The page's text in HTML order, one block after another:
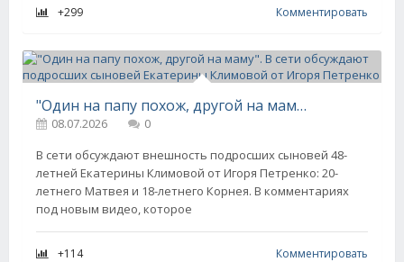
+299 Комментировать
"Один на папу похож, другой на маму". В сети обсуждают подросших сыновей Екатерины Климовой от Игоря Петренко
08.07.2026
0
В сети обсуждают внешность подросших сыновей 48-
летней Екатерины Климовой от Игоря Петренко: 20-
летнего Матвея и 18-летнего Корнея. В комментариях
под новым видео, которое
+114 Комментировать